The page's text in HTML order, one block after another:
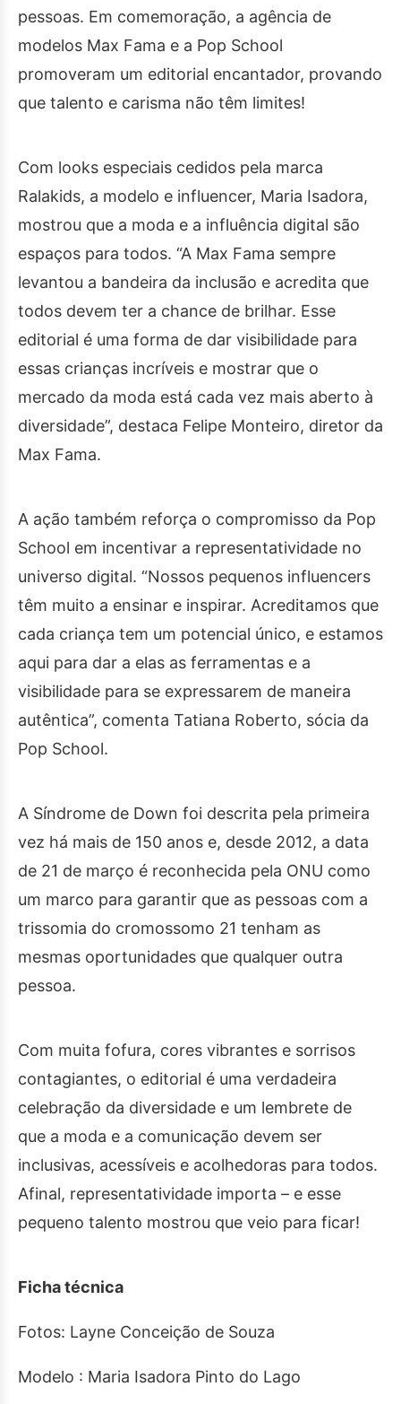
pessoas. Em comemoração, a agência de
modelos Max Fama e a Pop School
promoveram um editorial encantador, provando
que talento e carisma não têm limites!
Com looks especiais cedidos pela marca
Ralakids, a modelo e influencer, Maria Isadora,
mostrou que a moda e a influência digital são
espaços para todos. “A Max Fama sempre
levantou a bandeira da inclusão e acredita que
todos devem ter a chance de brilhar. Esse
editorial é uma forma de dar visibilidade para
essas crianças incríveis e mostrar que o
mercado da moda está cada vez mais aberto à
diversidade”, destaca Felipe Monteiro, diretor da
Max Fama.
A ação também reforça o compromisso da Pop
School em incentivar a representatividade no
universo digital. “Nossos pequenos influencers
têm muito a ensinar e inspirar. Acreditamos que
cada criança tem um potencial único, e estamos
aqui para dar a elas as ferramentas e a
visibilidade para se expressarem de maneira
autêntica”, comenta Tatiana Roberto, sócia da
Pop School.
A Síndrome de Down foi descrita pela primeira
vez há mais de 150 anos e, desde 2012, a data
de 21 de março é reconhecida pela ONU como
um marco para garantir que as pessoas com a
trissomia do cromossomo 21 tenham as
mesmas oportunidades que qualquer outra
pessoa.
Com muita fofura, cores vibrantes e sorrisos
contagiantes, o editorial é uma verdadeira
celebração da diversidade e um lembrete de
que a moda e a comunicação devem ser
inclusivas, acessíveis e acolhedoras para todos.
Afinal, representatividade importa – e esse
pequeno talento mostrou que veio para ficar!
Ficha técnica
Fotos: Layne Conceição de Souza
Modelo : Maria Isadora Pinto do Lago